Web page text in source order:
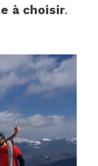
à choisir.